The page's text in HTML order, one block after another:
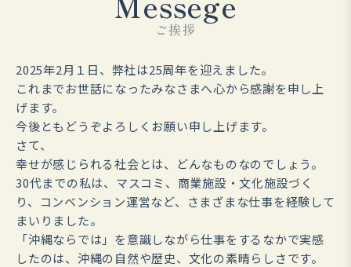
ご挨拶
2025年2月１日、弊社は25周年を迎えました。
これまでお世話になったみなさまへ心から感謝を申し上
げます。
今後ともどうぞよろしくお願い申し上げます。
さて、
幸せが感じられる社会とは、どんなものなのでしょう。
30代までの私は、マスコミ、商業施設・文化施設づく
り、コンベンション運営など、さまざまな仕事を経験して
まいりました。
「沖縄ならでは」を意識しながら仕事をするなかで実感
したのは、沖縄の自然や歴史、文化の素晴らしさです。